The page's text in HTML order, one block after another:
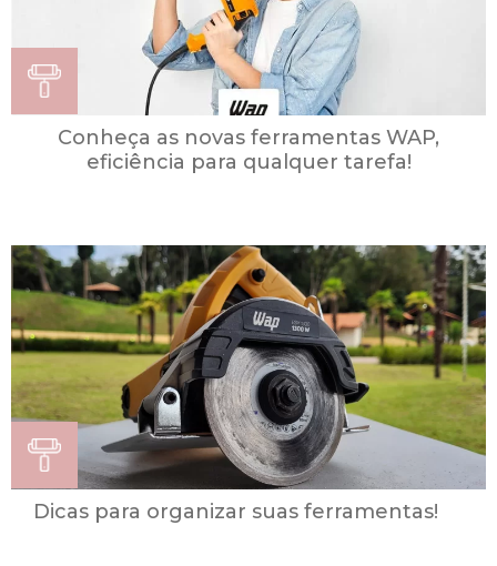
Conheça as novas ferramentas WAP,
eficiência para qualquer tarefa!
Dicas para organizar suas ferramentas!